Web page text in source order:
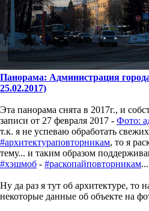
Панорама: Администрация
25.02.2017)
Эта панорама снята в 2017г., и
записи от 27 февраля 2017 - Фото:
т.к. я не успеваю обработать
#архитектураповторникам, то я
тему... и таким образом
#хэшмоб - #раскопайповторникам...
Ну да раз я тут об архитектуре, то
некоторые данные об объекте на